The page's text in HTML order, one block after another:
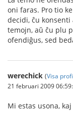
oni faras. Pro tio
decidi, ĉu
temojn, aŭ ĉu plu
ofendiĝus, sed
werechick (Visa
21 februari 2009
Mi estas usona,